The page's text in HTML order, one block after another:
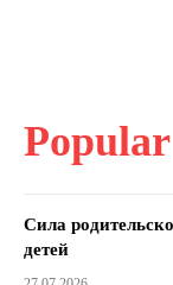
Popular
Сила
детей